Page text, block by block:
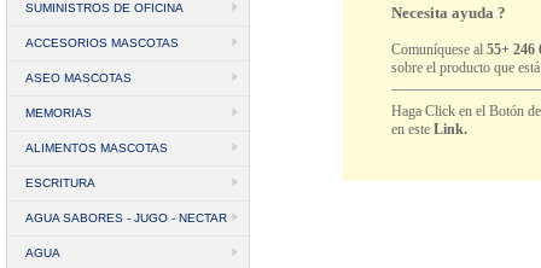
SUMINISTROS DE OFICINA
ACCESORIOS MASCOTAS
ASEO MASCOTAS
MEMORIAS
ALIMENTOS MASCOTAS
ESCRITURA
AGUA SABORES - JUGO - NECTAR
AGUA
Necesita ayuda ?
Comuníquese al55+ 246
sobre el producto que
Haga Click en el Botón
en esteLink.